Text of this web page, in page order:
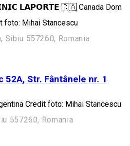
𝗟𝗔𝗣𝗢𝗥𝗧𝗘 🇨🇦 Canada Dom
foto: Mihai Stancescu
Sibiu 557260, Romania
Str. Fântânele nr. 1
Credit foto: Mihai Stancescu
557260, Romania